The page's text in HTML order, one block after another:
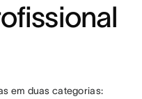
em duas categorias: